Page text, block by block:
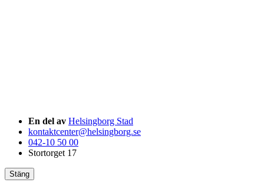
En del av Helsingborg Stad
kontaktcenter@helsingborg.se
042-10 50 00
Stortorget 17
Stäng